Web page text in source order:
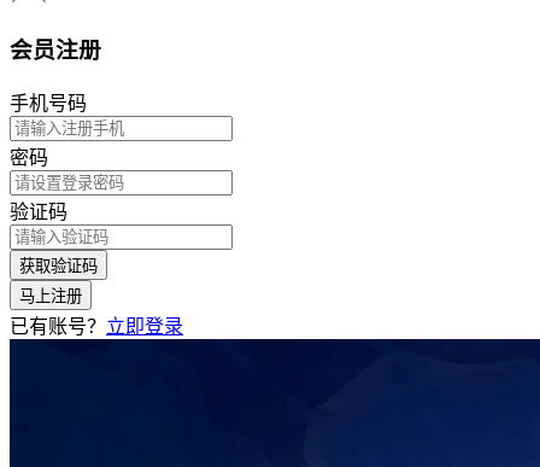
会员注册
手机号码
密码
验证码
获取验证码
马上注册
已有账号？ 立即登录